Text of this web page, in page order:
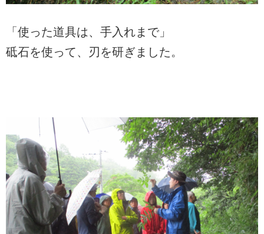
「使った道具は、手入れまで」
砥石を使って、刃を研ぎました。